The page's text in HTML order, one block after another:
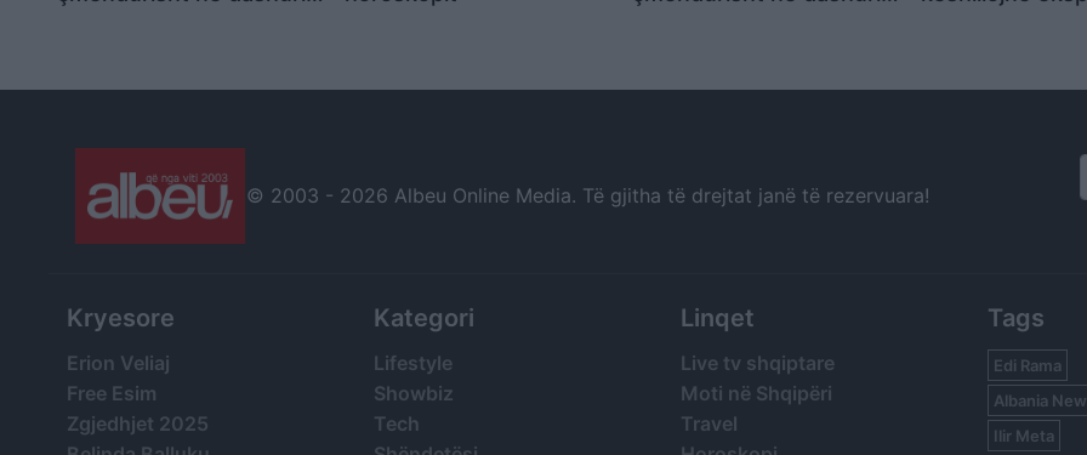
© 2003 - 2026 Albeu Online Media. Të gjitha të drejtat janë të rezervuara!
Kryesore
Erion Veliaj
Free Esim
Zgjedhjet 2025
Kategori
Lifestyle
Showbiz
Tech
Linqet
Live tv shqiptare
Moti në Shqipëri
Travel
Tags
Edi Rama
Albania
Ilir Meta